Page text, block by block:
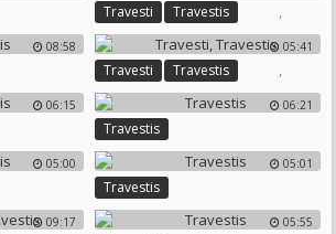
Travesti ,
Travestis
08:58 05:41
Travesti ,
Travestis
06:15 06:21
Travestis
05:00 05:01
Travestis
09:17 05:55